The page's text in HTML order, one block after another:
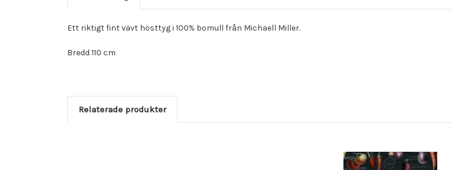
Ett riktigt fint vävt hösttyg i 100% bomull från Michaell Miller.
Bredd 110 cm
Relaterade produkter